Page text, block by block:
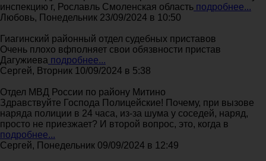
инспекцию г, Рославль Смоленская область подробнее...
Любовь, Понедельник 23/09/2024 в 10:50
Гиагинский районный отдел судебных приставов
Очень плохо вфполняет свои обязвности пристав
Дагужиева подробнее...
Сергей, Вторник 10/09/2024 в 5:38
Отдел МВД России по району Митино
Здравствуйте Господа Полицейские! Почему, при вызове
наряда полиции в 24 часа, из-за шума у соседей, наряд,
просто не приезжает? И второй вопрос, это, когда в
подробнее...
Сергей, Понедельник 09/09/2024 в 12:49